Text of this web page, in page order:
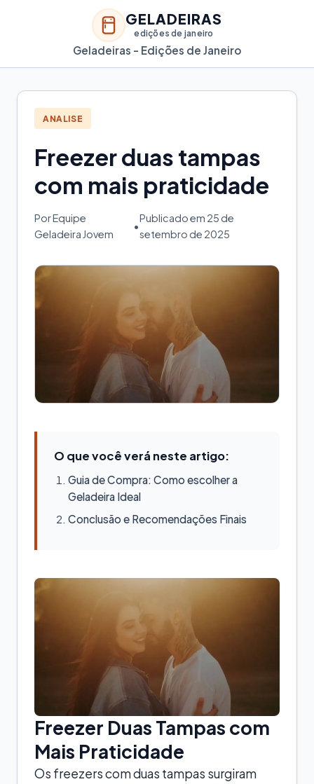
GELADEIRAS
edições de janeiro
Geladeiras - Edições de Janeiro
ANALISE
Freezer duas tampas
com mais praticidade
Por Equipe
Geladeira Jovem
•
Publicado em 25 de
setembro de 2025
O que você verá neste artigo:
Guia de Compra: Como escolher a
Geladeira Ideal
Conclusão e Recomendações Finais
Freezer Duas Tampas com
Mais Praticidade
Os freezers com duas tampas surgiram